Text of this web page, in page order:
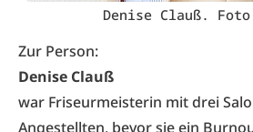
Denise Clauß.
Zur Person:
Denise Clauß
war Friseurmeisterin mit drei
Angestellten, bevor sie ein